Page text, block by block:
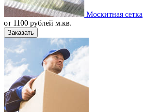
Москитная сетка
от 1100 рублей м.кв.
Заказать